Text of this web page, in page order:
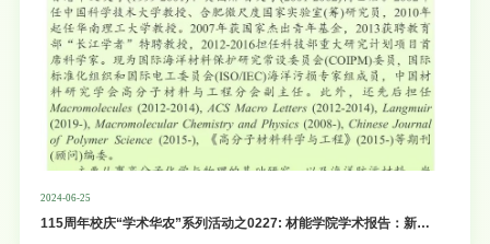
2024-06-25
115周年校庆“学术华农”系列活动之0227: 材能学院学术报告：新一